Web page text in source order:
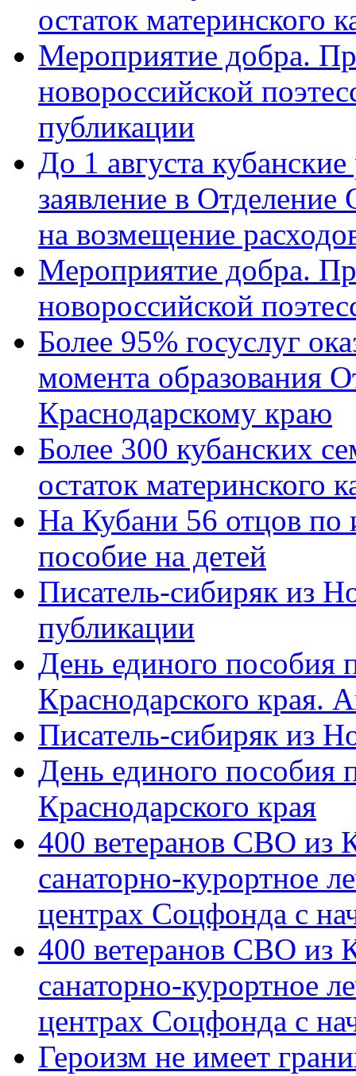
остаток материнского
Мероприятие добра.
новороссийской
публикации
До 1 августа
заявление в
на возмещение
Мероприятие добра.
новороссийской
Более 95% госуслуг
момента образования
Краснодарскому краю
Более 300 кубанских
остаток материнского
На Кубани 56 отцов по
пособие на детей
Писатель-сибиряк из
публикации
День единого пособия
Краснодарского края.
Писатель-сибиряк из
День единого пособия
Краснодарского края
400 ветеранов СВО из
санаторно-курортное
центрах Соцфонда с
400 ветеранов СВО из
санаторно-курортное
центрах Соцфонда с
Героизм не имеет